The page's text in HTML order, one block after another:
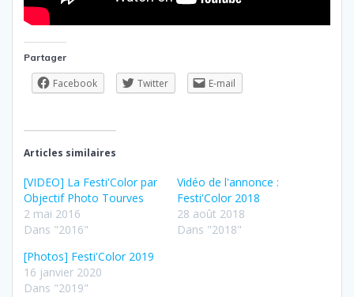
Partager
Facebook Twitter E-mail
Articles similaires
[VIDEO] La Festi'Color par
Objectif Photo Tourves
2 mai 2016
Dans "2016"
Vidéo de l'annonce :
Festi'Color 2018
28 août 2018
Dans "2018"
[Photos] Festi'Color 2019
16 janvier 2020
Dans "2019"